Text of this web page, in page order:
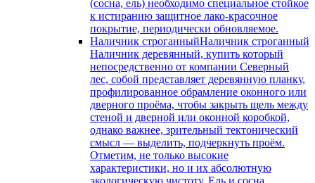
(сосна, ель) необходимо специальное стойкое
к истиранию защитное лако-красочное
покрытие, периодически обновляемое.
Наличник строганныйНаличник строганный
Наличник деревянный, купить который
непосредственно от компании Северный
лес, собой представляет деревянную планку,
профилированное обрамление оконного или
дверного проёма, чтобы закрыть щель между
стеной и дверной или оконной коробкой,
однако важнее, зрительный тектонический
смысл — выделить, подчеркнуть проём.
Отметим, не только высокие
характеристики, но и их абсолютную
экологическую чистоту. Ель и сосна,